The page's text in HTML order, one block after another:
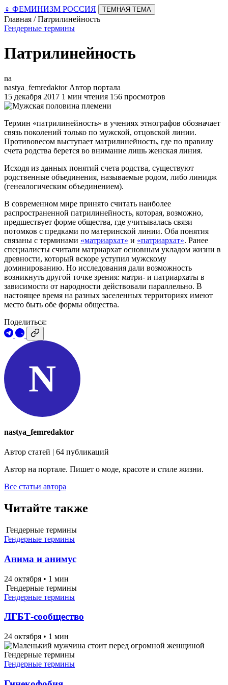
♀ ФЕМИНИЗМ РОССИЯ ТЕМНАЯ ТЕМА
Главная / Патрилинейность
Гендерные термины
Патрилинейность
na
nastya_femredaktor Автор портала
15 декабря 2017 1 мин чтения 156 просмотров
Термин «патрилинейность» в учениях этнографов обозначает
связь поколений только по мужской, отцовской линии.
Противовесом выступает матрилинейность, где по правилу
счета родства берется во внимание лишь женская линия.
Исходя из данных понятий счета родства, существуют
родственные объединения, называемые родом, либо линидж
(генеалогическим объединением).
В современном мире принято считать наиболее
распространенной патрилинейность, которая, возможно,
предшествует форме общества, где учитывалась связи
потомков с предками по материнской линии. Оба понятия
связаны с терминами «матриархат» и «патриархат». Ранее
специалисты считали матриархат основным укладом жизни в
древности, который вскоре уступил мужскому
доминированию. Но исследования дали возможность
возникнуть другой точке зрения: матри- и патриархаты в
зависимости от народности действовали параллельно. В
настоящее время на разных заселенных территориях имеют
место быть обе формы общества.
Поделиться:
N
nastya_femredaktor
Автор статей | 64 публикаций
Автор на портале. Пишет о моде, красоте и стиле жизни.
Все статьи автора
Читайте также
Гендерные термины
Гендерные термины
Анима и анимус
24 октября • 1 мин
Гендерные термины
Гендерные термины
ЛГБТ-сообщество
24 октября • 1 мин
Гендерные термины
Гендерные термины